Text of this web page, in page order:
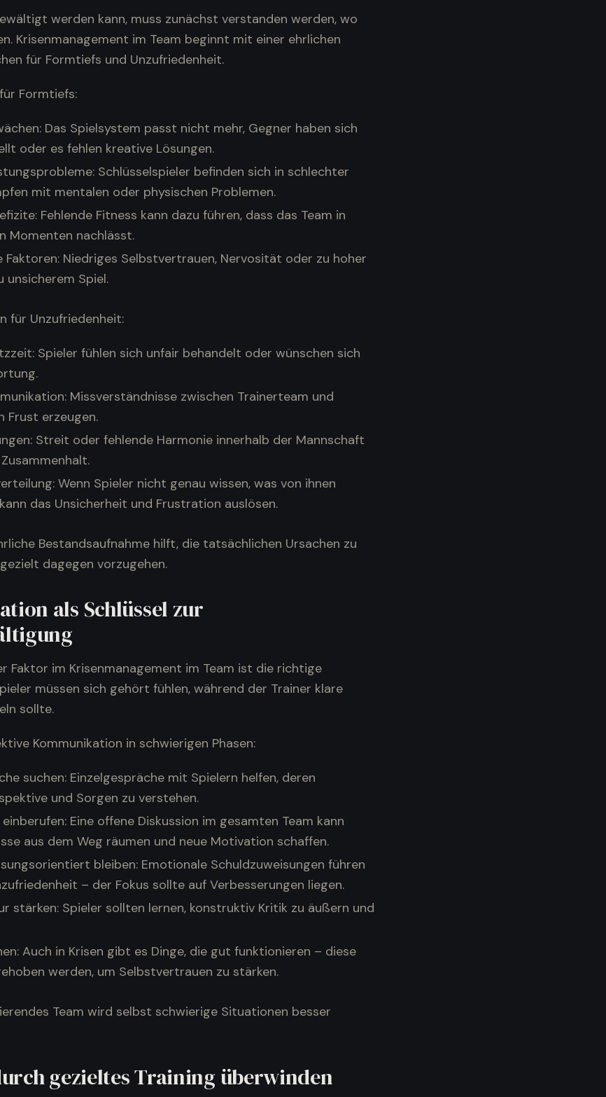
werden kann, muss zunächst verstanden werden, wo
Krisenmanagement im Team beginnt mit einer ehrlichen
für Formtiefs und Unzufriedenheit.
Formtiefs:
Das Spielsystem passt nicht mehr, Gegner haben sich
oder es fehlen kreative Lösungen.
Schlüsselspieler befinden sich in schlechter
mit mentalen oder physischen Problemen.
Fehlende Fitness kann dazu führen, dass das Team in
Momenten nachlässt.
Faktoren: Niedriges Selbstvertrauen, Nervosität oder zu hoher
unsicherem Spiel.
für Unzufriedenheit:
Spieler fühlen sich unfair behandelt oder wünschen sich
Missverständnisse zwischen Trainerteam und
Frust erzeugen.
Streit oder fehlende Harmonie innerhalb der Mannschaft
Wenn Spieler nicht genau wissen, was von ihnen
das Unsicherheit und Frustration auslösen.
Bestandsaufnahme hilft, die tatsächlichen Ursachen zu
dagegen vorzugehen.
als Schlüssel zur
Faktor im Krisenmanagement im Team ist die richtige
müssen sich gehört fühlen, während der Trainer klare
sollte.
Kommunikation in schwierigen Phasen:
suchen: Einzelgespräche mit Spielern helfen, deren
und Sorgen zu verstehen.
Eine offene Diskussion im gesamten Team kann
aus dem Weg räumen und neue Motivation schaffen.
bleiben: Emotionale Schuldzuweisungen führen
– der Fokus sollte auf Verbesserungen liegen.
stärken: Spieler sollten lernen, konstruktiv Kritik zu äußern und
Auch in Krisen gibt es Dinge, die gut funktionieren – diese
werden, um Selbstvertrauen zu stärken.
Team wird selbst schwierige Situationen besser
gezieltes Training überwinden